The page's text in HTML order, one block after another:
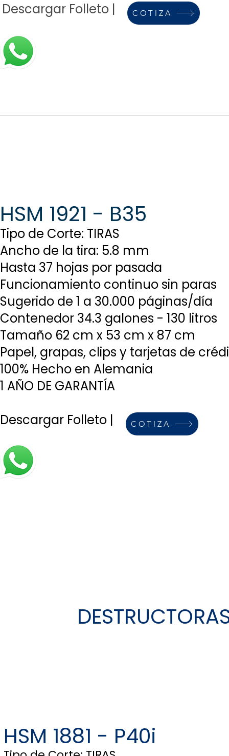
Descargar Folleto |
COTIZA
HSM 1921 - B35
Tipo de Corte: TIRAS
Ancho de la tira: 5.8 mm
Hasta 37 hojas por pasada
Funcionamiento continuo sin paras
Sugerido de 1 a 30.000 páginas/día
Contenedor 34.3 galones - 130 litros
Tamaño 62 cm x 53 cm x 87 cm
Papel, grapas, clips y tarjetas de
100% Hecho en Alemania
1 AÑO DE GARANTÍA
Descargar Folleto |
COTIZA
HSM 1881 - P40i